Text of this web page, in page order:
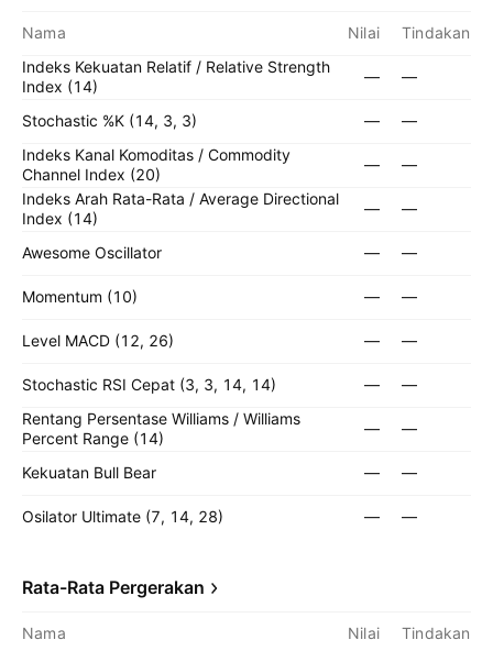
Nama Nilai
Tindakan
Indeks Kekuatan Relatif / Relative Strength
Index (14)
— —
Stochastic %K (14, 3, 3) —
—
Indeks Kanal Komoditas / Commodity
Channel Index (20)
—
—
Indeks Arah Rata-Rata / Average Directional
Index (14)
— —
Awesome Oscillator — —
Momentum (10) — —
Level MACD (12, 26) — —
Stochastic RSI Cepat (3, 3, 14, 14) —
—
Rentang Persentase Williams / Williams
Percent Range (14)
— —
Kekuatan Bull Bear — —
Osilator Ultimate (7, 14, 28) — —
Rata-Rata Pergerakan
Nama Nilai Tindakan